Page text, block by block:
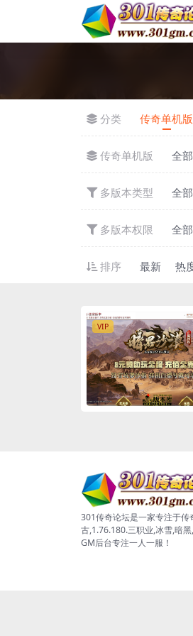
分类 传奇单机版
传奇单机版 全部
多版本类型 全部
多版本权限 全部
排序 最新 热
VIP
301传奇论坛是一家专注于传
古,1.76.180.三职业,冰雪,暗
GM后台专注一人一服！